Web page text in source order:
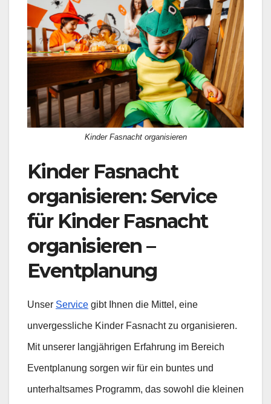
Kinder Fasnacht organisieren
Kinder Fasnacht
organisieren: Service
für Kinder Fasnacht
organisieren –
Eventplanung
Unser Service gibt Ihnen die Mittel, eine
unvergessliche Kinder Fasnacht zu organisieren.
Mit unserer langjährigen Erfahrung im Bereich
Eventplanung sorgen wir für ein buntes und
unterhaltsames Programm, das sowohl die kleinen